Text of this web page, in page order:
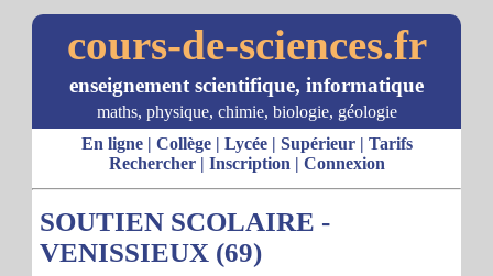
cours-de-sciences.fr
enseignement scientifique, informatique
maths, physique, chimie, biologie, géologie
En ligne| Collège| Lycée| Supérieur| Tarifs
Rechercher| Inscription | Connexion
SOUTIEN SCOLAIRE -
VENISSIEUX (69)